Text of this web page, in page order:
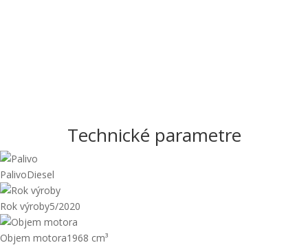
1968 cm³
Výkon110kW (150 PS)
Najazdené167 936 km
Prevodovka6-st. manuálna